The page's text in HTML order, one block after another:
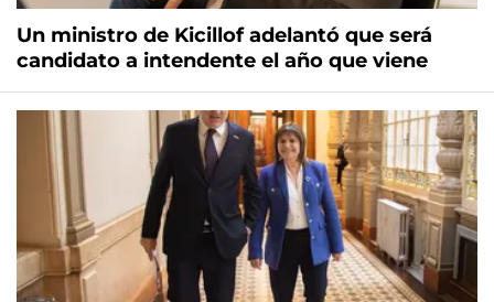
Un ministro de Kicillof adelantó que será
candidato a intendente el año que viene